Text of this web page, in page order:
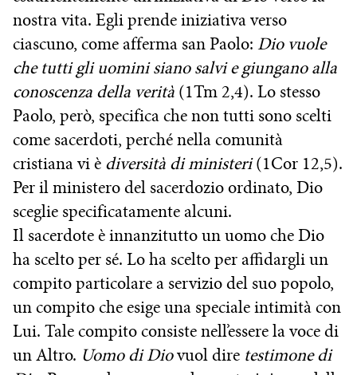
nostra vita. Egli prende iniziativa verso
ciascuno, come afferma san Paolo: Dio vuole
che tutti gli uomini siano salvi e giungano alla
conoscenza della verità (1Tm 2,4). Lo stesso
Paolo, però, specifica che non tutti sono scelti
come sacerdoti, perché nella comunità
cristiana vi è diversità di ministeri(1Cor 12,5).
Per il ministero del sacerdozio ordinato, Dio
sceglie specificatamente alcuni.
Il sacerdote è innanzitutto un uomo che Dio
ha scelto per sé. Lo ha scelto per affidargli un
compito particolare a servizio del suo popolo,
un compito che esige una speciale intimità con
Lui. Tale compito consiste nell’essere la voce di
un Altro. Uomo di Diovuol dire testimone di